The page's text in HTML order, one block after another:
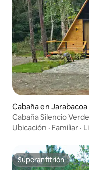
Cabaña en Jarabacoa
Cabaña Silencio
Ubicación · Familiar ·
Superanfitrión
Superanfitrión